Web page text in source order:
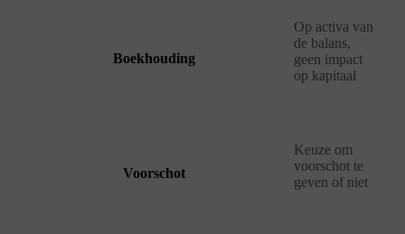
Boekhouding
Op activa van
de balans,
geen impact
op kapitaal
Voorschot
Keuze om
voorschot te
geven of niet